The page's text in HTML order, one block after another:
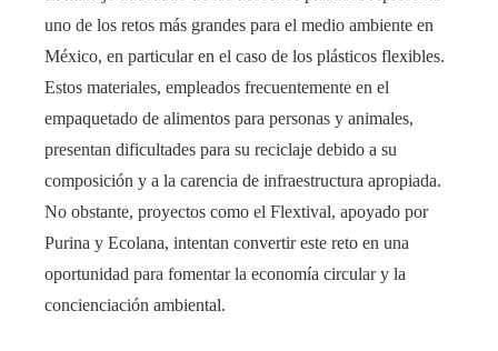
uno de los retos más grandes para el medio ambiente en
México, en particular en el caso de los plásticos flexibles.
Estos materiales, empleados frecuentemente en el
empaquetado de alimentos para personas y animales,
presentan dificultades para su reciclaje debido a su
composición y a la carencia de infraestructura apropiada.
No obstante, proyectos como el Flextival, apoyado por
Purina y Ecolana, intentan convertir este reto en una
oportunidad para fomentar la economía circular y la
concienciación ambiental.